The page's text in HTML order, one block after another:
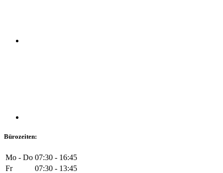
Bürozeiten:
Mo - Do 07:30 - 16:45
Fr
07:30 - 13:45